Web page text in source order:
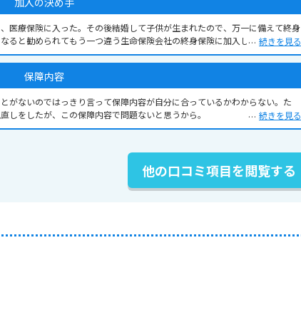
医療保険に入った。その後結婚して子供が生まれたので、万一に備えて終身
ると勧められてもう一つ違う生命保険会社の終身保険に加入した。続きを見る
保障内容
がないのではっきり言って保障内容が自分に合っているかわからない。た
しをしたが、この保障内容で問題ないと思うから。
続きを見る
他の口コミ項目を閲覧する